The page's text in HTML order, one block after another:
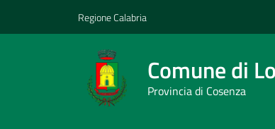
Regione Calabria
Comune di
Provincia di Cosenza